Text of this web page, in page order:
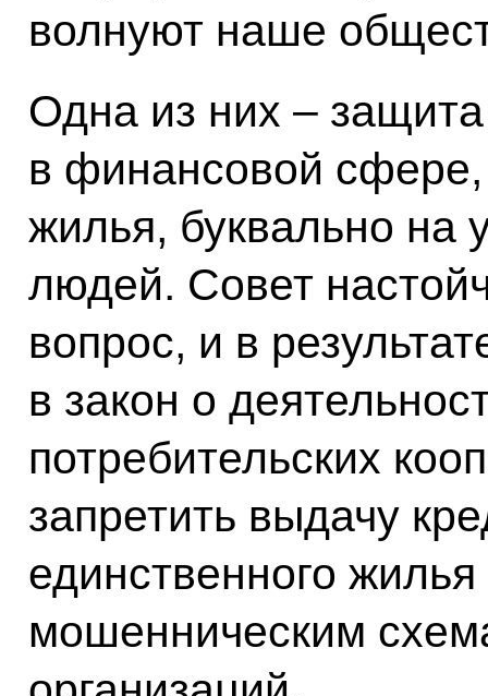
волнуют наше
Одна из них –
в финансовой сфере,
жилья, буквально на
людей. Совет
вопрос, и в
в закон о
потребительских
запретить выдачу
единственного
мошенническим